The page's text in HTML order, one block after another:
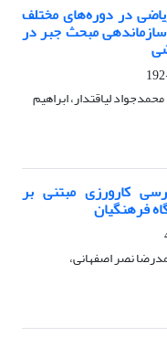
در دوره‌های مختلف
سازماندهی مبحث جبر در
لیاقتدار، ابراهیم
کارورزی مبتنی بر
فرهنگیان
نصر اصفهانی،